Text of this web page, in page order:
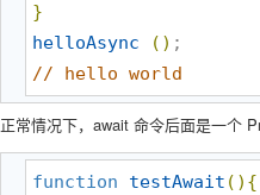
}
helloAsync
( )
// hello world
正常情况下，await 命令后面是一个
function testAwait ( ) {